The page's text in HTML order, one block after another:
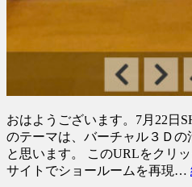
おはようございます。7月22日
のテーマは、バーチャル３Ｄ
と思います。 このURLをクリ
サイトでショールームを再現…